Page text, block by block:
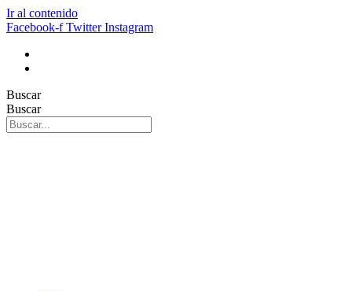
Ir al contenido
Facebook-f Twitter Instagram
Buscar
Buscar